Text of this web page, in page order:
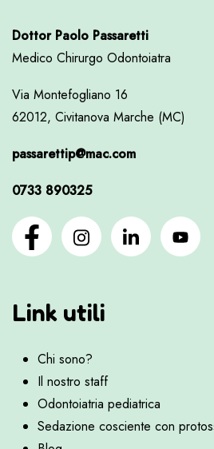
Dottor Paolo Passaretti
Medico Chirurgo Odontoiatra
Via Montefogliano 16
62012, Civitanova Marche (MC)
passarettip@mac.com
0733 890325
Link utili
Chi sono?
Il nostro staff
Odontoiatria pediatrica
Sedazione cosciente con